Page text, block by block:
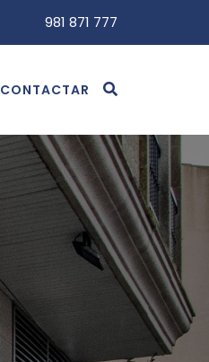
981 871 777
CONTACTAR